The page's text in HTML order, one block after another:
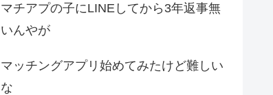
マチアプの子にLINEしてから3年返事無
いんやが
マッチングアプリ始めてみたけど難しい
な